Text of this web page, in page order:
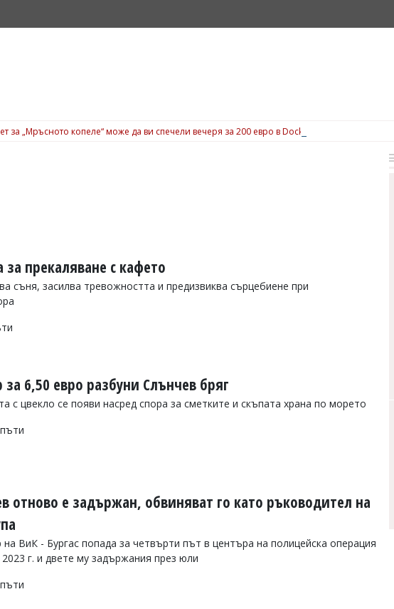
за „Мръсното копеле“ може да ви спечели вечеря за 200 евро в Dock 5, вижте подробности
за прекаляване с кафето
съня, засилва тревожността и предизвиква сърцебиене при
за 6,50 евро разбуни Слънчев бряг
с цвекло се появи насред спора за сметките и скъпата храна по морето
отново е задържан, обвиняват го като ръководител на
ВиК - Бургас попада за четвърти път в центъра на полицейска операция
г. и двете му задържания през юли